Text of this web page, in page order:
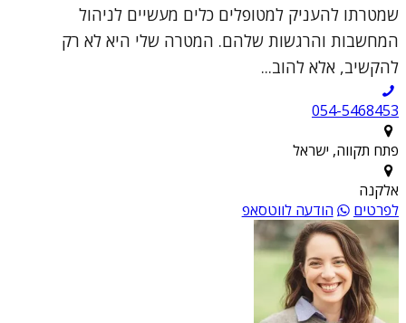
שמטרתו להעניק למטופלים כלים מעשיים לניהול
המחשבות והרגשות שלהם. המטרה שלי היא לא רק
להקשיב, אלא להוב...
054-5468453
פתח תקווה, ישראל
אלקנה
לפרטים
הודעה לווטסאפ